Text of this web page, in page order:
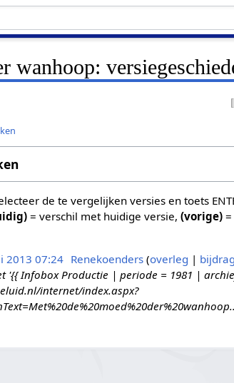
wanhoop:
de te vergelijken versies en toets
= verschil met huidige versie,(vorige)
2013 07:24 Renekoenders overleg
'{{ Infobox Productie | periode = 1981 |
internet/index.aspx?